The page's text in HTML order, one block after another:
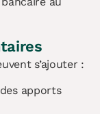
s’ajouter :
apports